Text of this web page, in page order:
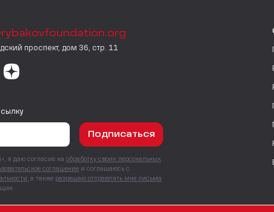
проспект, дом 36, стр. 11
Подписаться
я даю согласие на обработку своих персональных
соглашение и соглашаюсь с
, а также разрешаю отправлять мне письма